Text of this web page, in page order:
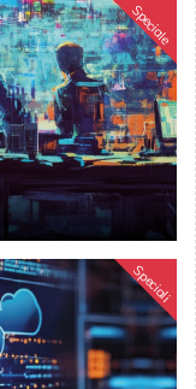
Speciale
Speciali